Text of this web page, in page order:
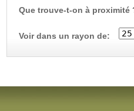
Que trouve-t-on à proximité
Voir dans un rayon de: